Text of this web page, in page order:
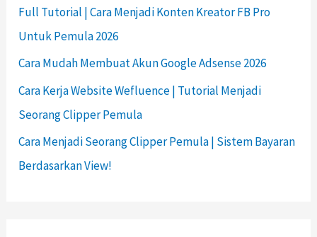
Full Tutorial | Cara Menjadi Konten Kreator FB Pro
Untuk Pemula 2026
Cara Mudah Membuat Akun Google Adsense 2026
Cara Kerja Website Wefluence | Tutorial Menjadi
Seorang Clipper Pemula
Cara Menjadi Seorang Clipper Pemula | Sistem Bayaran
Berdasarkan View!